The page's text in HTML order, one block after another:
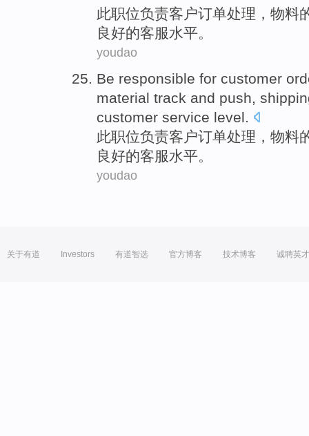
此职位负责客户订单处理 ， 物料
良好的客服水平。
youdao
Be responsible for customer
material track and push,
customer service level.
此职位负责客户订单处理 ， 物料
良好的客服水平。
youdao
关于有道 Investors 有道智选 官方博客 技术博客 诚聘英才